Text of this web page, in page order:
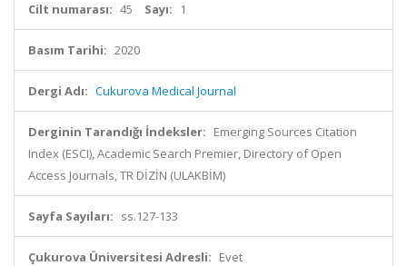
Cilt numarası: 45 Sayı: 1
Basım Tarihi: 2020
Dergi Adı: Cukurova Medical Journal
Derginin Tarandığı İndeksler: Emerging Sources Citation
Index (ESCI), Academic Search Premier, Directory of Open
Access Journals, TR DİZİN (ULAKBİM)
Sayfa Sayıları: ss.127-133
Çukurova Üniversitesi Adresli: Evet